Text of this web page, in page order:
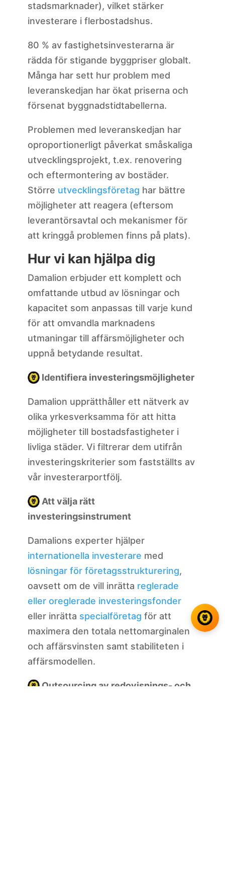
stadsmarknader), vilket stärker
investerare i flerbostadshus.
80 % av fastighetsinvesterarna är
rädda för stigande byggpriser globalt.
Många har sett hur problem med
leveranskedjan har ökat priserna och
försenat byggnadstidtabellerna.
Problemen med leveranskedjan har
oproportionerligt påverkat småskaliga
utvecklingsprojekt, t.ex. renovering
och eftermontering av bostäder.
Större utvecklingsföretag har bättre
möjligheter att reagera (eftersom
leverantörsavtal och mekanismer för
att kringgå problemen finns på plats).
Hur vi kan hjälpa dig
Damalion erbjuder ett komplett och
omfattande utbud av lösningar och
kapacitet som anpassas till varje kund
för att omvandla marknadens
utmaningar till affärsmöjligheter och
uppnå betydande resultat.
Identifiera investeringsmöjligheter
Damalion upprätthåller ett nätverk av
olika yrkesverksamma för att hitta
möjligheter till bostadsfastigheter i
livliga städer. Vi filtrerar dem utifrån
investeringskriterier som fastställts av
vår investerarportfölj.
Att välja rätt
investeringsinstrument
Damalions experter hjälper
internationella investerare med
lösningar för företagsstrukturering,
oavsett om de vill inrätta reglerade
eller oreglerade investeringsfonder
eller inrätta specialföretag för att
maximera den totala nettomarginalen
och affärsvinsten samt stabiliteten i
affärsmodellen.
Outsourcing av redovisnings- och